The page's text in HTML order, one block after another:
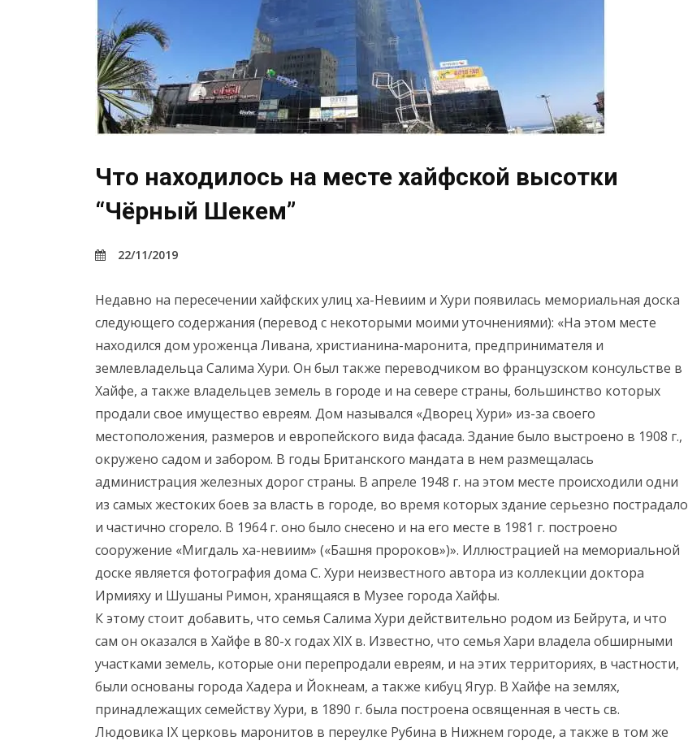
Что находилось на месте хайфской высотки
“Чёрный Шекем”
22/11/2019
Недавно на пересечении хайфских улиц ха-Невиим и Хури появилась мемориальная доска
следующего содержания (перевод с некоторыми моими уточнениями): «На этом месте
находился дом уроженца Ливана, христианина-маронита, предпринимателя и
землевладельца Салима Хури. Он был также переводчиком во французском консульстве в
Хайфе, а также владельцев земель в городе и на севере страны, большинство которых
продали свое имущество евреям. Дом назывался «Дворец Хури» из-за своего
местоположения, размеров и европейского вида фасада. Здание было выстроено в 1908 г.,
окружено садом и забором. В годы Британского мандата в нем размещалась
администрация железных дорог страны. В апреле 1948 г. на этом месте происходили одни
из самых жестоких боев за власть в городе, во время которых здание серьезно пострадало
и частично сгорело. В 1964 г. оно было снесено и на его месте в 1981 г. построено
сооружение «Мигдаль ха-невиим» («Башня пророков»)». Иллюстрацией на мемориальной
доске является фотография дома С. Хури неизвестного автора из коллекции доктора
Ирмияху и Шушаны Римон, хранящаяся в Музее города Хайфы.
К этому стоит добавить, что семья Салима Хури действительно родом из Бейрута, и что
сам он оказался в Хайфе в 80-х годах XIX в. Известно, что семья Хари владела обширными
участками земель, которые они перепродали евреям, и на этих территориях, в частности,
были основаны города Хадера и Йокнеам, а также кибуц Ягур. В Хайфе на землях,
принадлежащих семейству Хури, в 1890 г. была построена освященная в честь св.
Людовика IX церковь маронитов в переулке Рубина в Нижнем городе, а также в том же